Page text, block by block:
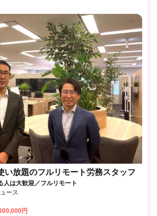
い放題のフルリモート労務スタッフ
は大歓迎／フルリモート
ース
円